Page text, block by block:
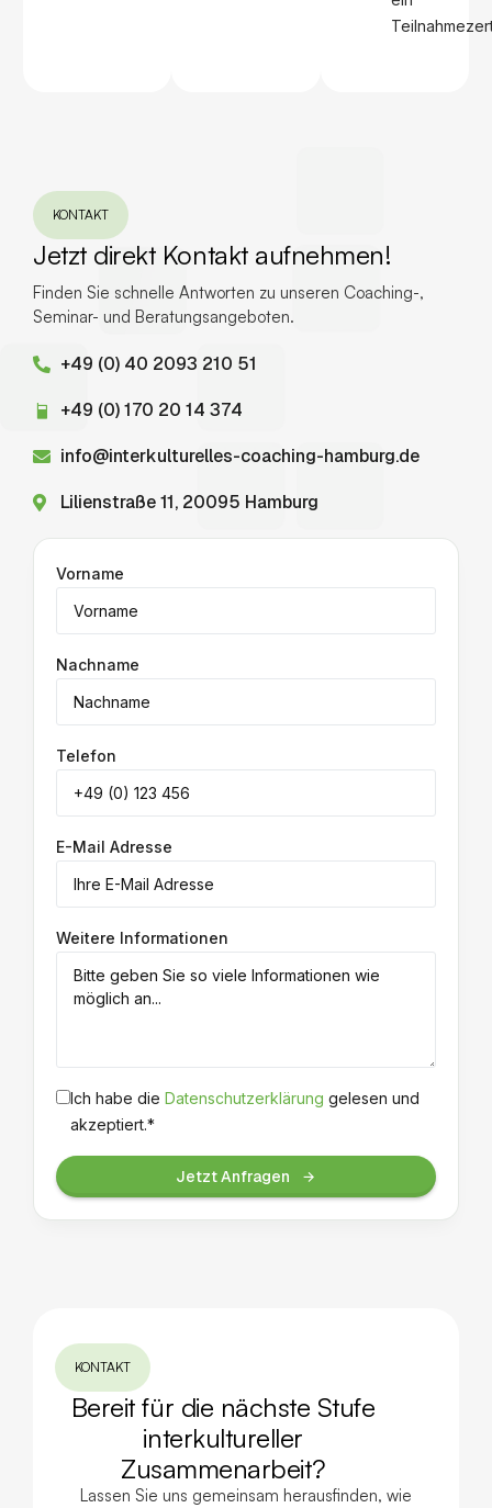
KONTAKT
Jetzt direkt Kontakt aufnehmen!
Finden Sie schnelle Antworten zu unseren Coaching-,
Seminar- und Beratungsangeboten.
+49 (0) 40 2093 210 51
+49 (0) 170 20 14 374
info@interkulturelles-coaching-hamburg.de
Lilienstraße 11, 20095 Hamburg
Vorname
Nachname
Telefon
E-Mail Adresse
Weitere Informationen
Ich habe dieDatenschutzerklärung gelesen und
akzeptiert.*
Jetzt Anfragen
KONTAKT
Bereit für die nächste Stufe
interkultureller
Zusammenarbeit?
Lassen Sie uns gemeinsam herausfinden, wie